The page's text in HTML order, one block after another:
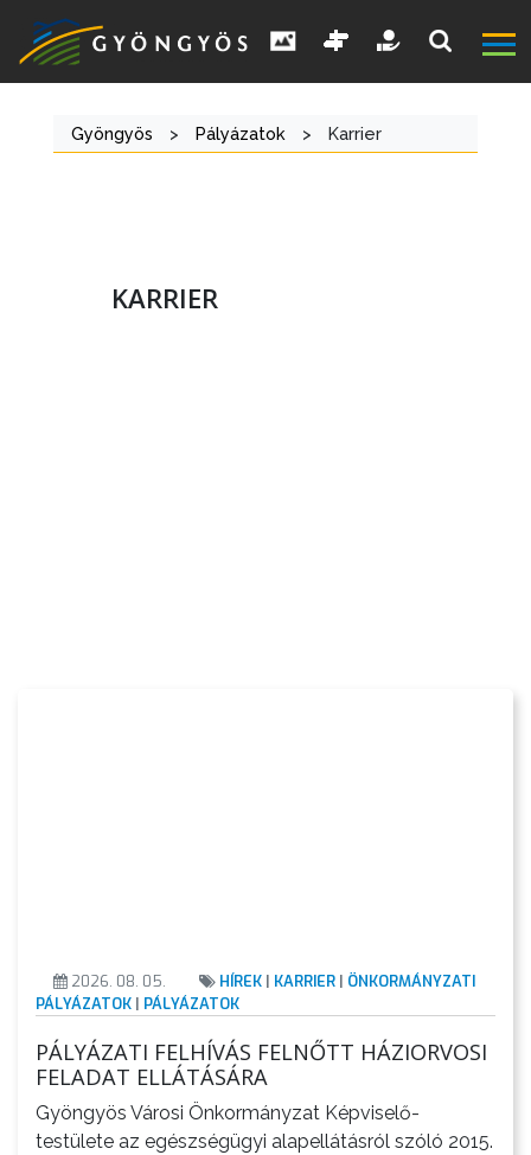
LAKOSSÁGI
HASZNOS
KVÍZ
Gyöngyös > Pályázatok > Karrier
KARRIER
2026. 08. 05. HÍREK | KARRIER | ÖNKORMÁNYZATI
PÁLYÁZATOK | PÁLYÁZATOK
PÁLYÁZATI FELHÍVÁS FELNŐTT HÁZIORVOSI
FELADAT ELLÁTÁSÁRA
Gyöngyös Városi Önkormányzat Képviselő-
testülete az egészségügyi alapellátásról szóló 2015.